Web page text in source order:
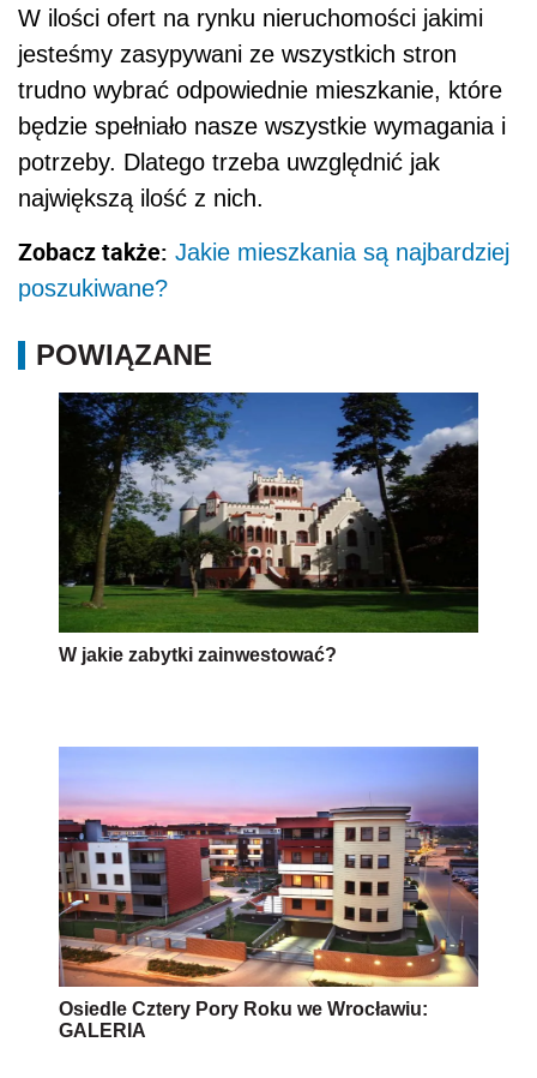
W ilości ofert na rynku nieruchomości jakimi
jesteśmy zasypywani ze wszystkich stron
trudno wybrać odpowiednie mieszkanie, które
będzie spełniało nasze wszystkie wymagania i
potrzeby. Dlatego trzeba uwzględnić jak
największą ilość z nich.
Zobacz także: Jakie mieszkania są najbardziej
poszukiwane?
POWIĄZANE
W jakie zabytki zainwestować?
Osiedle Cztery Pory Roku we Wrocławiu:
GALERIA